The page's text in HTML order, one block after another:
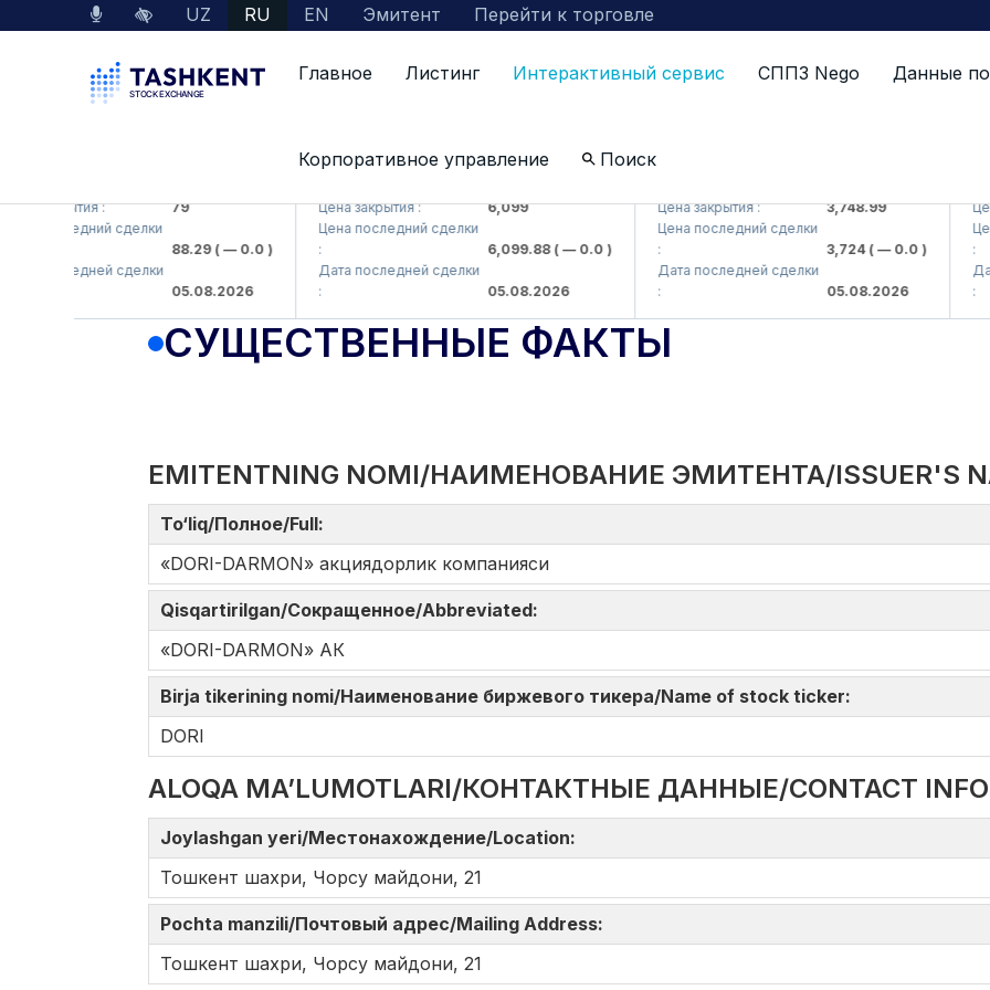
UZ RU EN Эмитент Перейти к торговле
Главное Листинг Интерактивный сервис СППЗ Nego Данные
Корпоративное управление Поиск
закрытия :
79
последний сделки
88.29( — 0.0 )
последней сделки
05.08.2026
Цена закрытия :
6,099
Цена последний сделки
6,099.88( — 0.0 )
Дата последней сделки
05.08.2026
Цена закрытия :
3,748.99
Цена последний сделки
3,724( — 0.0 )
Дата последней сделки
05.08.2026
Цена
Цена
Дата
СУЩЕСТВЕННЫЕ ФАКТЫ
EMITENTNING NOMI/НАИМЕНОВАНИЕ ЭМИТЕНТА/ISSUER'S
To‘liq/Полное/Full:
«DORI-DARMON» акциядорлик компанияси
Qisqartirilgan/Сокращенное/Abbreviated:
«DORI-DARMON» АК
Birja tikerining nomi/Наименование биржевого тикера/Name of stock ticker:
DORI
ALOQA MA’LUMOTLARI/КОНТАКТНЫЕ ДАННЫЕ/CONTACT
Joylashgan yeri/Местонахождение/Location:
Тошкент шахри, Чорсу майдони, 21
Pochta manzili/Почтовый адрес/Mailing Address:
Тошкент шахри, Чорсу майдони, 21